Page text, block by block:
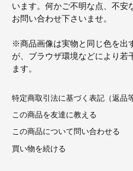
います。何かご不明な点、不安
お問い合わせ下さいませ。
※商品画像は実物と同じ色を出
が、ブラウザ環境などにより若
ます。
特定商取引法に基づく表記（返品等
この商品を友達に教える
この商品について問い合わせる
買い物を続ける